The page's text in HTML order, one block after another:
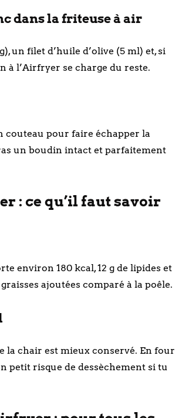
dans la friteuse à air
un filet d’huile d’olive (5 ml) et, si
à l’Airfryer se charge du reste.
couteau pour faire échapper la
un boudin intact et parfaitement
: ce qu’il faut savoir
environ 180 kcal, 12 g de lipides et
ajoutées comparé à la poêle.
la chair est mieux conservé. En four
petit risque de dessèchement si tu